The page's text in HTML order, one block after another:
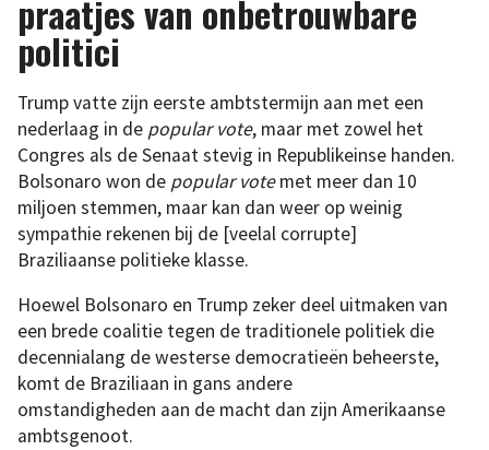
praatjes van onbetrouwbare
politici
Trump vatte zijn eerste ambtstermijn aan met een
nederlaag in de popular vote, maar met zowel het
Congres als de Senaat stevig in Republikeinse handen.
Bolsonaro won de popular votemet meer dan 10
miljoen stemmen, maar kan dan weer op weinig
sympathie rekenen bij de [veelal corrupte]
Braziliaanse politieke klasse.
Hoewel Bolsonaro en Trump zeker deel uitmaken van
een brede coalitie tegen de traditionele politiek die
decennialang de westerse democratieën beheerste,
komt de Braziliaan in gans andere
omstandigheden aan de macht dan zijn Amerikaanse
ambtsgenoot.